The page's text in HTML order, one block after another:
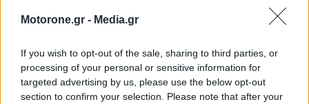
Motorone.gr - Media.gr
If you wish to opt-out of the sale, sharing to third parties, or
processing of your personal or sensitive information for
targeted advertising by us, please use the below opt-out
section to confirm your selection. Please note that after your
Ηλεκτροκίνηση: Οι υπηρεσίες και τα πακέτα των
παρόχων ενέργειας
NEWSROOM 31.7.2026